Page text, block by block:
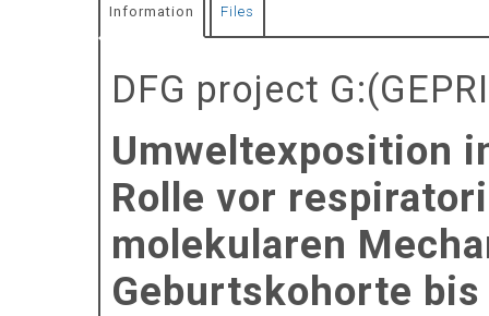
Information Files
DFG project
Umweltexposition
Rolle vor
molekularen
Geburtskohorte